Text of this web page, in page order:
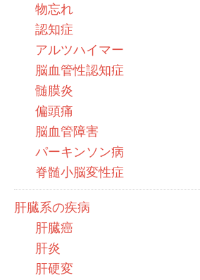
物忘れ
認知症
アルツハイマー
脳血管性認知症
髄膜炎
偏頭痛
脳血管障害
パーキンソン病
脊髄小脳変性症
肝臓系の疾病
肝臓癌
肝炎
肝硬変